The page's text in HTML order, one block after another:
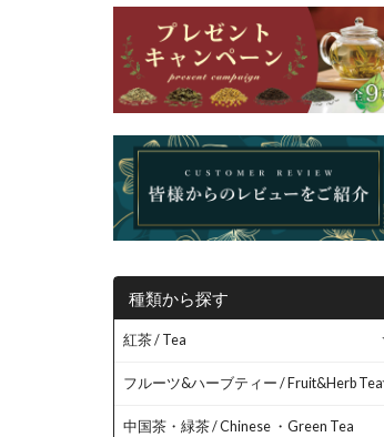
種類から探す
紅茶 / Tea
フルーツ&ハーブティー / Fruit&Herb Tea
中国茶・緑茶 / Chinese ・Green Tea